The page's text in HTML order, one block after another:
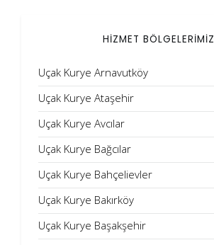
HİZMET BÖLGELERİMİZ
Uçak Kurye Arnavutköy
Uçak Kurye Ataşehir
Uçak Kurye Avcılar
Uçak Kurye Bağcılar
Uçak Kurye Bahçelievler
Uçak Kurye Bakırköy
Uçak Kurye Başakşehir